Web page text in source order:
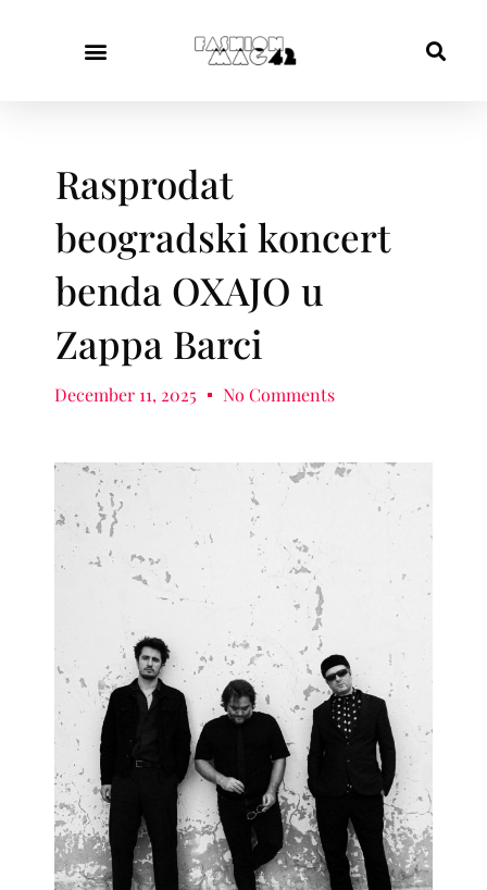
Rasprodat
beogradski koncert
benda OXAJO u
Zappa Barci
December 11, 2025 No Comments